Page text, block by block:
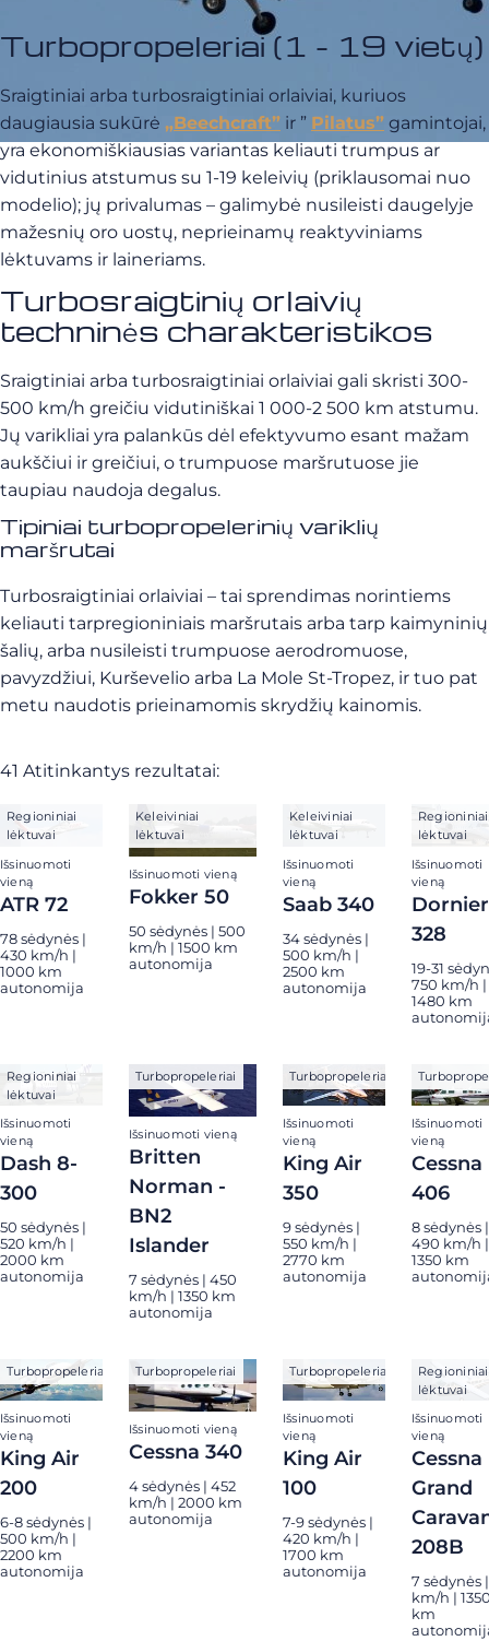
Turbopropeleriai (1 - 19 vietų)
Sraigtiniai arba turbosraigtiniai orlaiviai, kuriuos
daugiausia sukūrė „Beechcraft” ir ” Pilatus” gamintojai,
yra ekonomiškiausias variantas keliauti trumpus ar
vidutinius atstumus su 1-19 keleivių (priklausomai nuo
modelio); jų privalumas – galimybė nusileisti daugelyje
mažesnių oro uostų, neprieinamų reaktyviniams
lėktuvams ir laineriams.
Turbosraigtinių orlaivių
techninės charakteristikos
Sraigtiniai arba turbosraigtiniai orlaiviai gali skristi 300-
500 km/h greičiu vidutiniškai 1 000-2 500 km atstumu.
Jų varikliai yra palankūs dėl efektyvumo esant mažam
aukščiui ir greičiui, o trumpuose maršrutuose jie
taupiau naudoja degalus.
Tipiniai turbopropelerinių variklių
maršrutai
Turbosraigtiniai orlaiviai – tai sprendimas norintiems
keliauti tarpregioniniais maršrutais arba tarp kaimyninių
šalių, arba nusileisti trumpuose aerodromuose,
pavyzdžiui, Kurševelio arba La Mole St-Tropez, ir tuo pat
metu naudotis prieinamomis skrydžių kainomis.
41 Atitinkantys rezultatai:
Regioniniai
lėktuvai
Išsinuomoti
vieną
ATR 72
78 sėdynės |
430 km/h |
1000 km
autonomija
Keleiviniai
lėktuvai
Išsinuomoti vieną
Fokker 50
50 sėdynės | 500
km/h | 1500 km
autonomija
Keleiviniai
lėktuvai
Išsinuomoti
vieną
Saab 340
34 sėdynės |
500 km/h |
2500 km
autonomija
Regioniniai
lėktuvai
Išsinuomoti
vieną
Dornier
328
19-31
750 km/h |
1480 km
Regioniniai
lėktuvai
Išsinuomoti
vieną
Dash 8-
300
50 sėdynės |
520 km/h |
2000 km
autonomija
Turbopropeleriai
Išsinuomoti vieną
Britten
Norman -
BN2
Islander
7 sėdynės | 450
km/h | 1350 km
autonomija
Turbopropeleriai
Išsinuomoti
vieną
King Air
350
9 sėdynės |
550 km/h |
2770 km
autonomija
Išsinuomoti
vieną
Cessna
406
8 sėdynės |
490 km/h |
1350 km
Turbopropeleriai
Išsinuomoti
vieną
King Air
200
6-8 sėdynės |
500 km/h |
2200 km
autonomija
Turbopropeleriai
Išsinuomoti vieną
Cessna 340
4 sėdynės | 452
km/h | 2000 km
autonomija
Turbopropeleriai
Išsinuomoti
vieną
King Air
100
7-9 sėdynės |
420 km/h |
1700 km
autonomija
Regioniniai
lėktuvai
Išsinuomoti
vieną
Cessna
Grand
208B
7 sėdynės |
km/h |
km